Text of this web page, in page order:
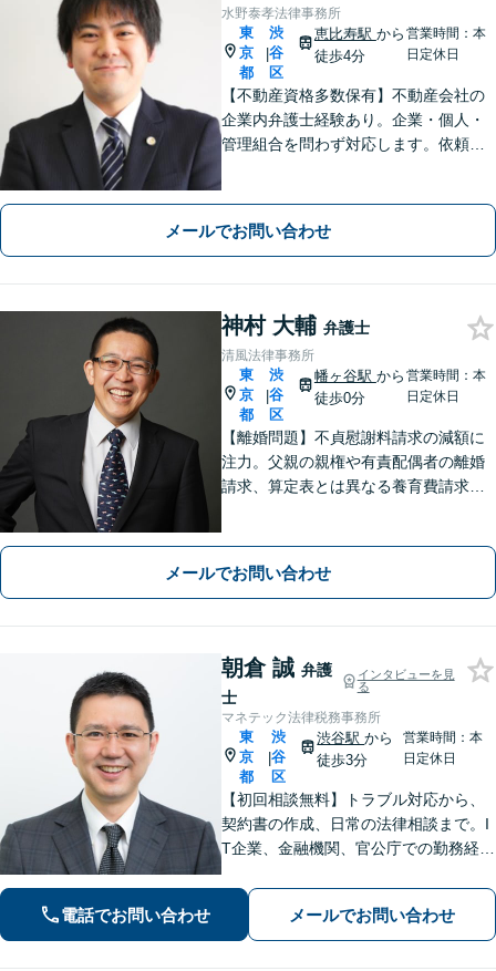
水野泰孝法律事務所
東
京
都
|
渋
谷
区
恵比寿駅 から
徒歩4分
営業時間：本
日定休日
【不動産資格多数保有】不動産会社の
企業内弁護士経験あり。企業・個人・
管理組合を問わず対応します。依頼者
メールでお問い合わせ
神村 大輔 弁護士
清風法律事務所
東
京
都
|
渋
谷
区
幡ヶ谷駅 から
徒歩0分
営業時間：本
日定休日
【離婚問題】不貞慰謝料請求の減額に
注力。父親の親権や有責配偶者の離婚
請求、算定表とは異なる養育費請求な
方にも対応。最後まで粘り強くサポー
メールでお問い合わせ
朝倉 誠 弁護
士
インタビューを見
る
マネテック法律税務事務所
東
京
都
|
渋
谷
区
渋谷駅から
徒歩3分
営業時間：本
日定休日
【初回相談無料】トラブル対応から、
契約書の作成、日常の法律相談まで。I
T企業、金融機関、官公庁での勤務経験
を解決に導きます。【電話・メール・
WEB面談可】【渋谷駅6分】
電話でお問い合わせ メールでお問い合わせ